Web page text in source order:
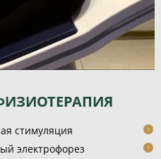
стимуляция
электрофорез